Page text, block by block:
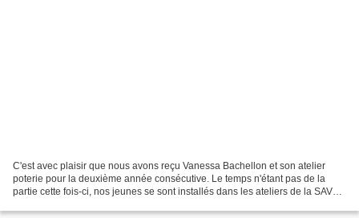
C'est avec plaisir que nous avons reçu Vanessa Bachellon et son atelier
poterie pour la deuxième année consécutive. Le temps n'étant pas de la
partie cette fois-ci, nos jeunes se sont installés dans les ateliers de la SAVA.